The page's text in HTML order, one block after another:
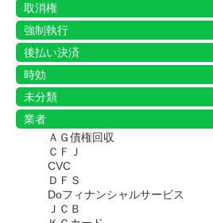
取消権
強制執行
後払い決済
時効
未分類
業者
ＡＧ債権回収
ＣＦＪ
CVC
ＤＦＳ
Doフィナンシャルサービス
ＪＣＢ